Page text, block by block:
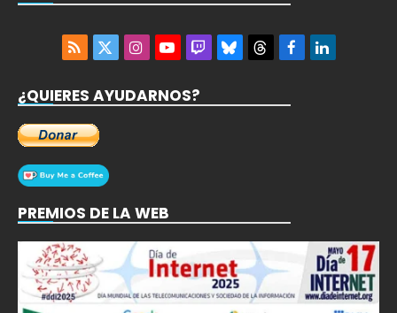
RSS
X
InstagramYouTubeTwitchBlueskyThreadsFacebookLinkedIn
¿QUIERES AYUDARNOS?
PREMIOS DE LA WEB